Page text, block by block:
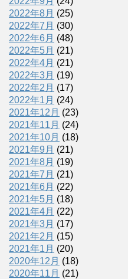
2022年8月 (25)
2022年7月 (30)
2022年6月 (48)
2022年5月 (21)
2022年4月 (21)
2022年3月 (19)
2022年2月 (17)
2022年1月 (24)
2021年12月 (23)
2021年11月 (24)
2021年10月 (18)
2021年9月 (21)
2021年8月 (19)
2021年7月 (21)
2021年6月 (22)
2021年5月 (18)
2021年4月 (22)
2021年3月 (17)
2021年2月 (15)
2021年1月 (20)
2020年12月 (18)
2020年11月 (21)